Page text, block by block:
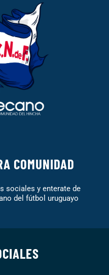
COMUNIDAD
sociales y enterate de
del fútbol uruguayo